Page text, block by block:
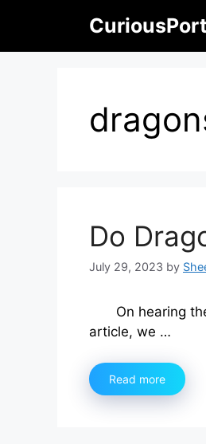
content
CuriousPort
Do
July 29, 2023 by
On hearing
article, we …
Read more